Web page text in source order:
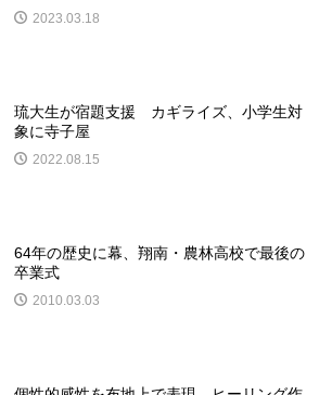
2023.03.18
琉大生が宿題支援 カギライズ、小学生対
象に寺子屋
2022.08.15
64年の歴史に幕、翔南・農林高校で最後の
卒業式
2010.03.03